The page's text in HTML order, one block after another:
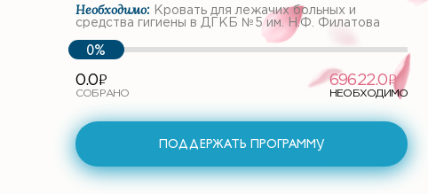
Необходимо:Кровать для лежачих больных и
средства гигиены в ДГКБ №5 им. Н.Ф. Филатова
0%
0.0ф
СОБРАНО
69622.0ф
НЕОБХОДИМО
ПОДДЕРЖАТЬ ПРОГРАММУ